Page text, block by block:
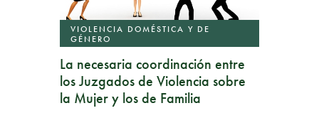
VIOLENCIA DOMÉSTICA Y DE
GÉNERO
La necesaria coordinación entre
los Juzgados de Violencia sobre
la Mujer y los de Familia